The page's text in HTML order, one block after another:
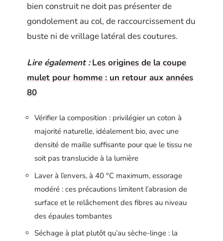
bien construit ne doit pas présenter de
gondolement au col, de raccourcissement du
buste ni de vrillage latéral des coutures.
Lire également : Les origines de la coupe
mulet pour homme : un retour aux années
80
Vérifier la composition : privilégier un coton à
majorité naturelle, idéalement bio, avec une
densité de maille suffisante pour que le tissu ne
soit pas translucide à la lumière
Laver à l’envers, à 40 °C maximum, essorage
modéré : ces précautions limitent l’abrasion de
surface et le relâchement des fibres au niveau
des épaules tombantes
Séchage à plat plutôt qu’au sèche-linge : la